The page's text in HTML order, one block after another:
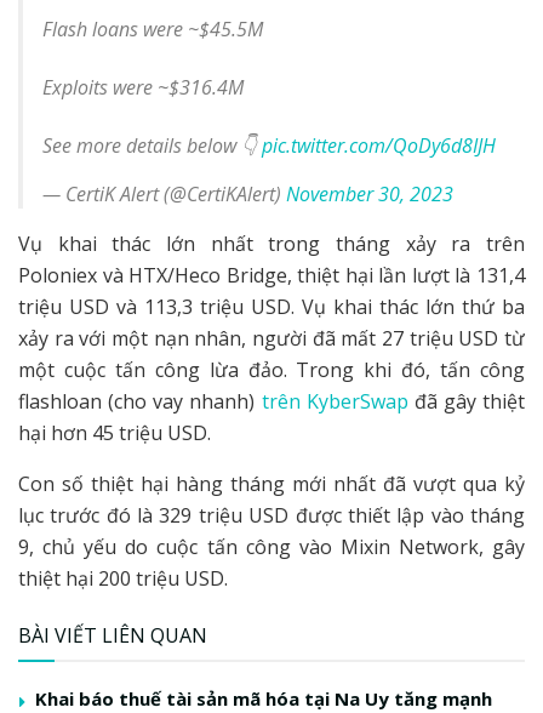
Flash loans were ~$45.5M
Exploits were ~$316.4M
See more details below 👇pic.twitter.com/QoDy6d8IJH
— CertiK Alert (@CertiKAlert) November 30, 2023
Vụ khai thác lớn nhất trong tháng xảy ra trên
Poloniex và HTX/Heco Bridge, thiệt hại lần lượt là 131,4
triệu USD và 113,3 triệu USD. Vụ khai thác lớn thứ ba
xảy ra với một nạn nhân, người đã mất 27 triệu USD từ
một cuộc tấn công lừa đảo. Trong khi đó, tấn công
flashloan (cho vay nhanh) trên KyberSwap đã gây thiệt
hại hơn 45 triệu USD.
Con số thiệt hại hàng tháng mới nhất đã vượt qua kỷ
lục trước đó là 329 triệu USD được thiết lập vào tháng
9, chủ yếu do cuộc tấn công vào Mixin Network, gây
thiệt hại 200 triệu USD.
BÀI VIẾT LIÊN QUAN
Khai báo thuế tài sản mã hóa tại Na Uy tăng mạnh